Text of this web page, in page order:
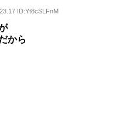
ID:Yt8cSLFnM
から